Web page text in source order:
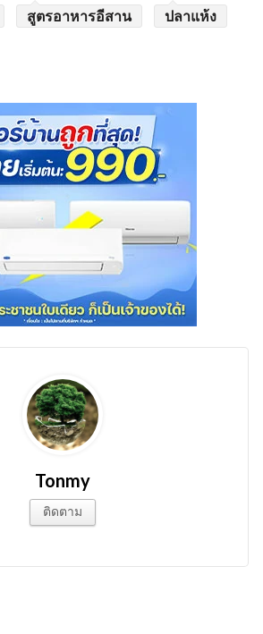
สูตรอาหารอีสาน
ปลาแห้ง
Tonmy
ติดตาม